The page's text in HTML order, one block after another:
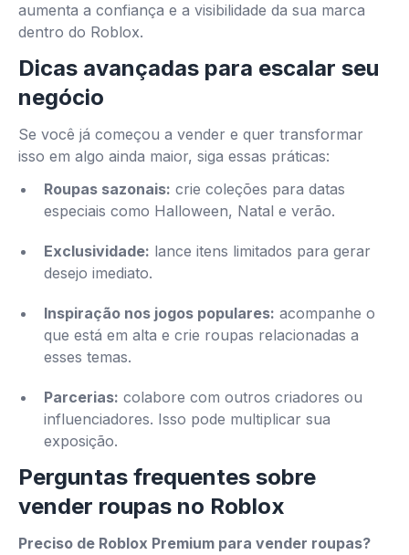
aumenta a confiança e a visibilidade da sua marca
dentro do Roblox.
Dicas avançadas para escalar seu
negócio
Se você já começou a vender e quer transformar
isso em algo ainda maior, siga essas práticas:
Roupas sazonais: crie coleções para datas
especiais como Halloween, Natal e verão.
Exclusividade: lance itens limitados para gerar
desejo imediato.
Inspiração nos jogos populares: acompanhe o
que está em alta e crie roupas relacionadas a
esses temas.
Parcerias: colabore com outros criadores ou
influenciadores. Isso pode multiplicar sua
exposição.
Perguntas frequentes sobre
vender roupas no Roblox
Preciso de Roblox Premium para vender roupas?